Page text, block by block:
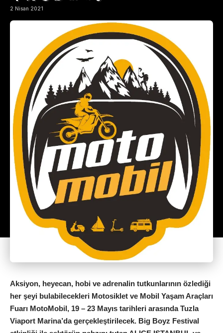
2 Nisan 2021
Aksiyon, heyecan, hobi ve adrenalin tutkunlarının özlediği
her şeyi bulabilecekleri Motosiklet ve Mobil Yaşam Araçları
Fuarı MotoMobil, 19 – 23 Mayıs tarihleri arasında Tuzla
Viaport Marina’da gerçekleştirilecek. Big Boyz Festival